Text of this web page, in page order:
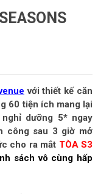
với thiết kế căn
60 tiện ích mang lại
dưỡng 5* ngay
công sau 3 giờ mở
cho ra mắt TÒA S3
sách vô cùng hấp